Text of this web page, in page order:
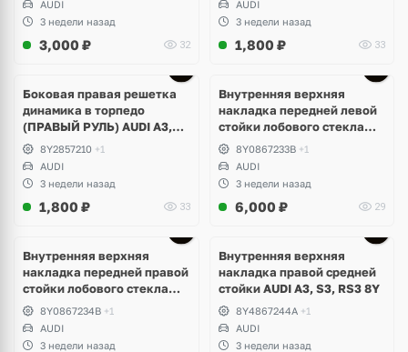
AUDI
3 недели назад
3,000 ₽ 32
AUDI
3 недели назад
1,800 ₽ 33
Боковая правая решетка
динамика в торпедо
(ПРАВЫЙ РУЛЬ) AUDI A3,
S3, RS3 8Y
8Y2857210 +1
AUDI
3 недели назад
1,800 ₽ 33
Внутренняя верхняя
накладка передней левой
стойки лобового стекла
AUDI A3, S3, RS3 8Y
8Y0867233B +1
AUDI
3 недели назад
6,000 ₽ 29
Внутренняя верхняя
накладка передней правой
стойки лобового стекла
AUDI A3, S3, RS3 8Y
8Y0867234B +1
AUDI
3 недели назад
Внутренняя верхняя
накладка правой средней
стойки AUDI A3, S3, RS3 8Y
8Y4867244A +1
AUDI
3 недели назад